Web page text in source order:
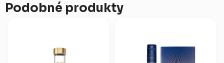
Podobné produkty